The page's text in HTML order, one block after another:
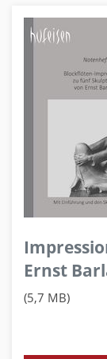
Ernst
(5,7 MB)